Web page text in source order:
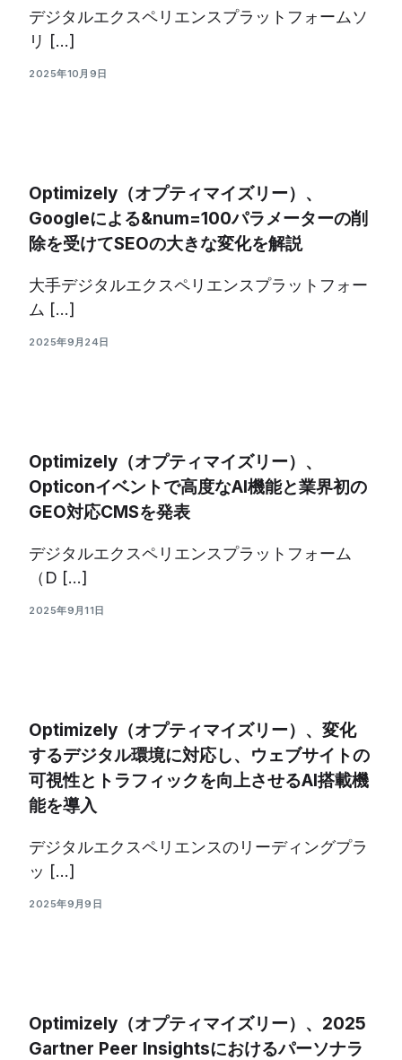
デジタルエクスペリエンスプラットフォームソ
リ […]
2025年10月9日
Optimizely（オプティマイズリー）、
Googleによる&num=100パラメーターの削
除を受けてSEOの大きな変化を解説
大手デジタルエクスペリエンスプラットフォー
ム […]
2025年9月24日
Optimizely（オプティマイズリー）、
Opticonイベントで高度なAI機能と業界初の
GEO対応CMSを発表
デジタルエクスペリエンスプラットフォーム
（D […]
2025年9月11日
Optimizely（オプティマイズリー）、変化
するデジタル環境に対応し、ウェブサイトの
可視性とトラフィックを向上させるAI搭載機
能を導入
デジタルエクスペリエンスのリーディングプラ
ッ […]
2025年9月9日
Optimizely（オプティマイズリー）、2025
Gartner Peer Insightsにおけるパーソナラ